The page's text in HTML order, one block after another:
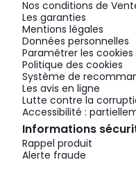
Nos conditions de
Les garanties
Mentions légales
Données personnelles
Paramétrer les cookies
Politique des cookies
Système de
Les avis en ligne
Lutte contre la
Accessibilité :
Informations
Rappel produit
Alerte fraude